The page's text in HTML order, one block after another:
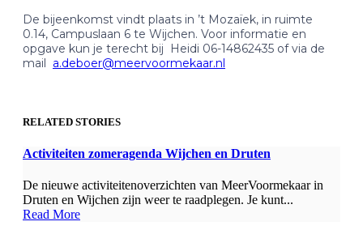
De bijeenkomst vindt plaats in ’t Mozaïek, in ruimte
0.14, Campuslaan 6 te Wijchen. Voor informatie en
opgave kun je terecht bij Heidi 06-14862435 of via de
mail a.deboer@meervoormekaar.nl
RELATED STORIES
Activiteiten zomeragenda Wijchen en Druten
De nieuwe activiteitenoverzichten van MeerVoormekaar in
Druten en Wijchen zijn weer te raadplegen. Je kunt...
Read More